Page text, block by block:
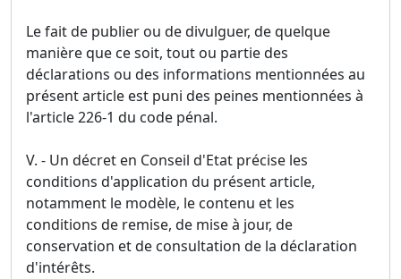
Le fait de publier ou de divulguer, de quelque
manière que ce soit, tout ou partie des
déclarations ou des informations mentionnées au
présent article est puni des peines mentionnées à
l'article 226-1 du code pénal.
V. - Un décret en Conseil d'Etat précise les
conditions d'application du présent article,
notamment le modèle, le contenu et les
conditions de remise, de mise à jour, de
conservation et de consultation de la déclaration
d'intérêts.